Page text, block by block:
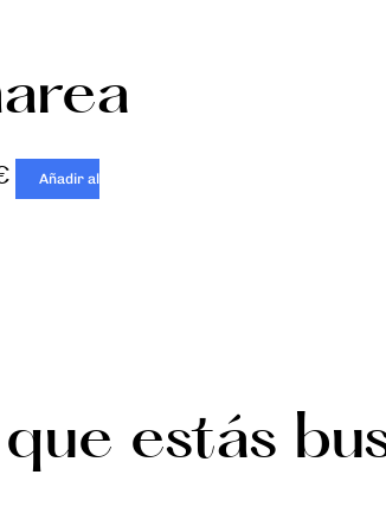
Añadir al
estás